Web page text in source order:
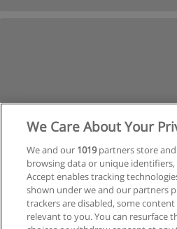
We Care About Your
We and our 1019partners store and
browsing data or unique identifiers,
Accept enables tracking
shown under we and our partners
trackers are disabled, some
relevant to you. You can resurface